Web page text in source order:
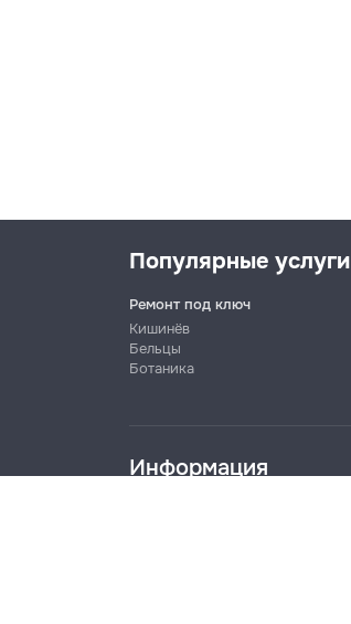
Телефон
Популярные услуги
Ремонт под ключ
Кишинёв
Бельцы
Ботаника
Информация